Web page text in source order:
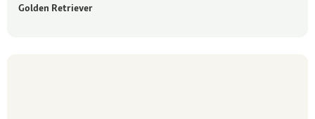
Golden Retriever